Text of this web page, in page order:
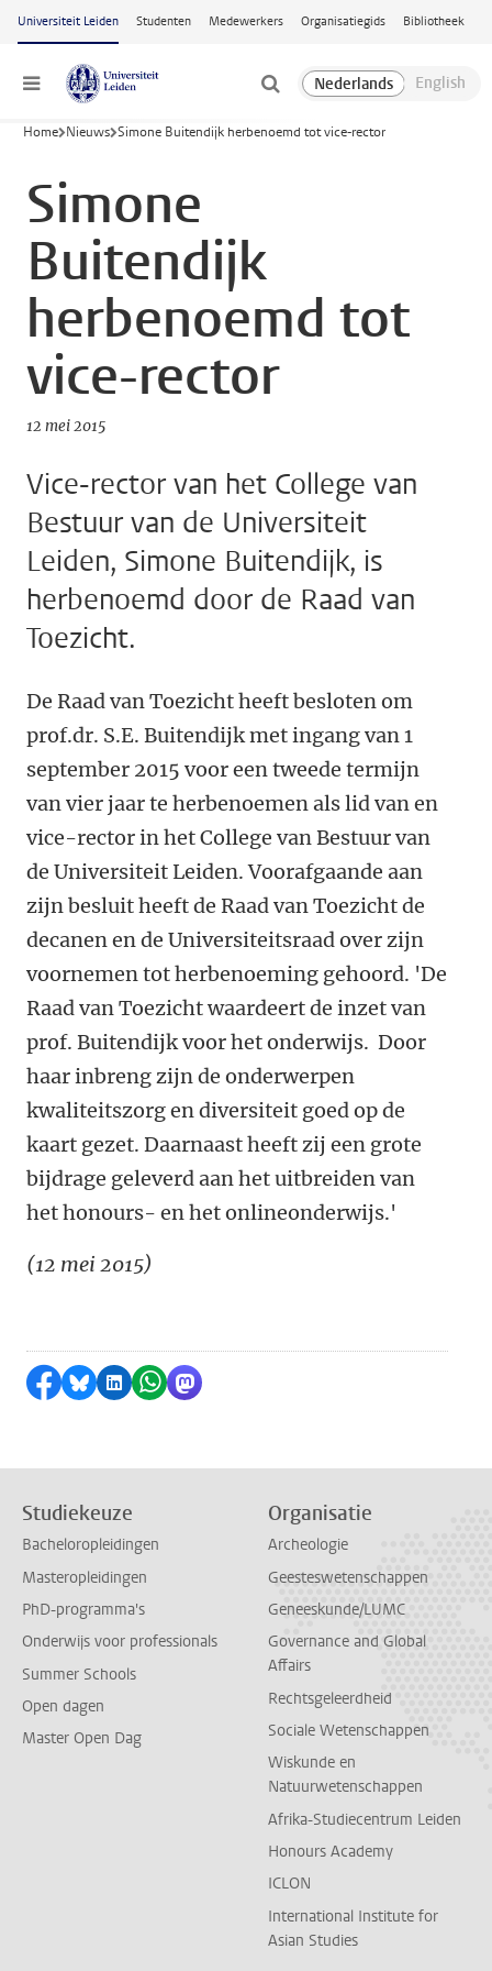
Ga naar hoofdinhoud
Universiteit Leiden Studenten Medewerkers Organisatiegids Bibliotheek
Menu
Home Nieuws Simone Buitendijk herbenoemd tot vice-rector
Simone
Buitendijk
herbenoemd tot
vice-rector
12 mei 2015
Vice-rector van het College van
Bestuur van de Universiteit
Leiden, Simone Buitendijk, is
herbenoemd door de Raad van
Toezicht.
De Raad van Toezicht heeft besloten om
prof.dr. S.E. Buitendijk met ingang van 1
september 2015 voor een tweede termijn
van vier jaar te herbenoemen als lid van en
vice-rector in het College van Bestuur van
de Universiteit Leiden. Voorafgaande aan
zijn besluit heeft de Raad van Toezicht de
decanen en de Universiteitsraad over zijn
voornemen tot herbenoeming gehoord. 'De
Raad van Toezicht waardeert de inzet van
prof. Buitendijk voor het onderwijs. Door
haar inbreng zijn de onderwerpen
kwaliteitszorg en diversiteit goed op de
kaart gezet. Daarnaast heeft zij een grote
bijdrage geleverd aan het uitbreiden van
het honours- en het onlineonderwijs.'
(12 mei 2015)
Delen op Facebook
Delen via Bluesky
Delen op LinkedIn
Delen via WhatsApp
Delen via Mastodon
Studiekeuze
Bacheloropleidingen
Masteropleidingen
PhD-programma's
Onderwijs voor professionals
Summer Schools
Open dagen
Master Open Dag
Organisatie
Archeologie
Geesteswetenschappen
Geneeskunde/LUMC
Governance and Global
Affairs
Rechtsgeleerdheid
Sociale Wetenschappen
Wiskunde en
Natuurwetenschappen
Afrika-Studiecentrum Leiden
Honours Academy
ICLON
International Institute for
Asian Studies